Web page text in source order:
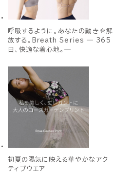
呼吸するように。あなたの動きを解
放する。Breath Series ― 365
日、快適な着心地。―
初夏の陽気に映える華やかなアク
ティブウエア